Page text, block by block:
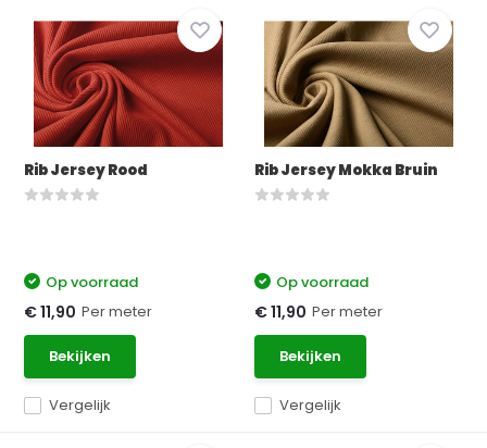
Rib Jersey Rood
Vergelijk
Op voorraad
€ 11,90 Per meter
Bekijken
Rib Jersey Mokka Bruin
Vergelijk
Op voorraad
€ 11,90 Per meter
Bekijken